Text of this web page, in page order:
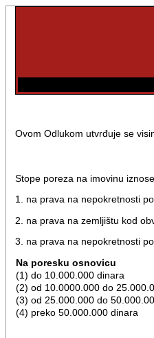
Ovom Odlukom utvrđuje se
Stope poreza na imovinu
1. na prava na nepokretnosti
2. na prava na zemljištu kod
3. na prava na nepokretnosti
Na poresku osnovicu
(1) do 10.000.000 dinara
(2) od 10.0000.000 do
(3) od 25.000.000 do
(4) preko 50.000.000 dinara